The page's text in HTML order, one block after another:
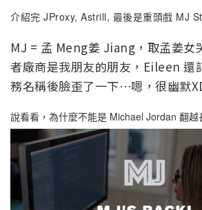
介紹完 JProxy, Astrill, 最後是重頭戲 MJ
MJ = 孟 Meng姜 Jiang，取孟姜
者廠商是我朋友的朋友，Eileen 還
務名稱後臉歪了一下⋯嗯，很幽默
說看看，為什麼不能是 Michael Jordan 翻越